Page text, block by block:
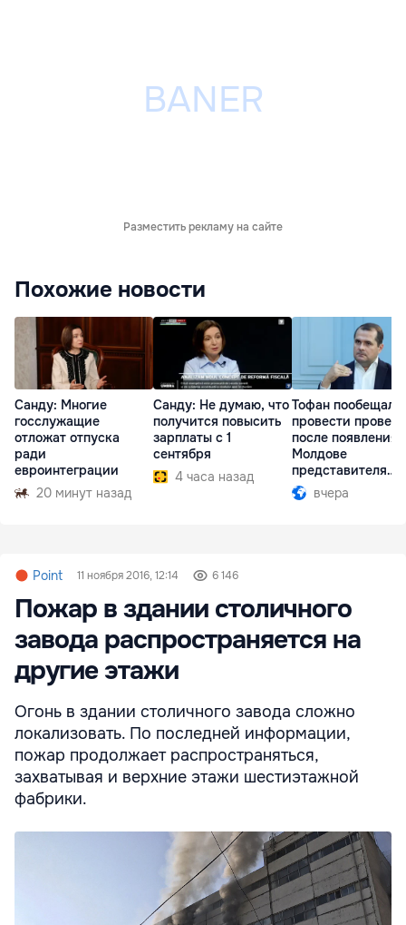
Разместить рекламу на сайте
Похожие новости
Санду: Многие
госслужащие
отложат отпуска
ради
евроинтеграции
20 минут назад
Санду: Не думаю, что
получится повысить
зарплаты с 1
сентября
4 часа назад
Тофан пообещал
провести
после появления
Молдове
представителя
Южной Осетии
вчера
Point 11 ноября 2016, 12:14 6 146
Пожар в здании столичного
завода распространяется на
другие этажи
Огонь в здании столичного завода сложно
локализовать. По последней информации,
пожар продолжает распространяться,
захватывая и верхние этажи шестиэтажной
фабрики.